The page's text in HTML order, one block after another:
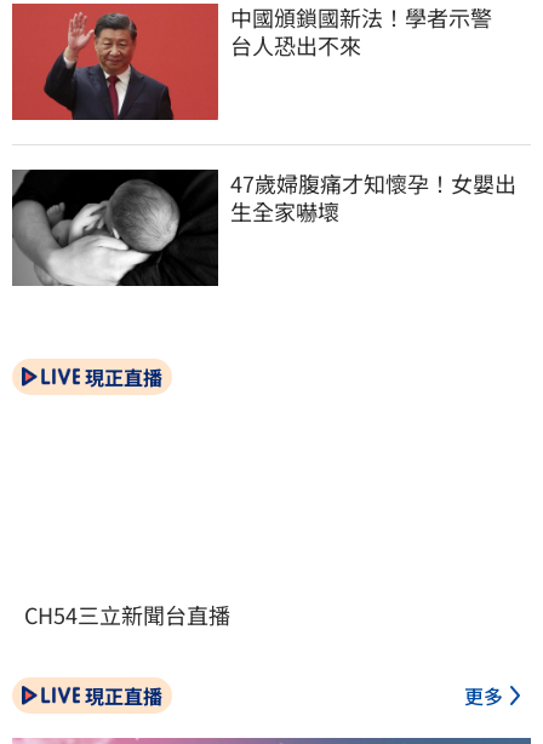
中國頒鎖國新法！學者示警
台人恐出不來
47歲婦腹痛才知懷孕！女嬰出
生全家嚇壞
現正直播
CH54三立新聞台直播
現正直播 更多